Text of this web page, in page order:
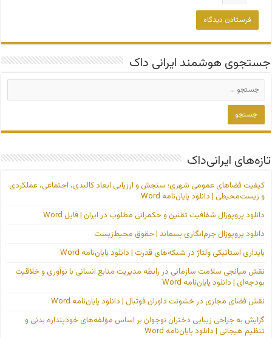
جستجوی هوشمند ایرانی داک
تازه‌های ایرانی‌داک
کیفیت فضاهای عمومی شهری؛ سنجش و ارزیابی ابعاد کالبدی، اجتماعی، عملکردی
و زیست‌محیطی | دانلود پایان‌نامه Word
دانلود پروپوزال شفافیت تقنین و حکمرانی مطلوب در ایران | فایل Word
دانلود پروپوزال جرم‌انگاری پسماند | حقوق محیط‌زیست
پایداری استاتیکی ولتاژ در شبکه‌های قدرت | دانلود پایان‌نامه Word
نقش میانجی سلامت سازمانی در رابطه مدیریت منابع انسانی با نوآوری و خلاقیت
بودجه‌ای | دانلود پایان‌نامه Word
نقش فضای مجازی در خشونت داوران فوتبال | دانلود پایان‌نامه Word
گرایش به جراحی زیبایی دختران نوجوان بر اساس مؤلفه‌های خودپنداره بدنی و
تنظیم هیجانی | دانلود پایان‌نامه Word